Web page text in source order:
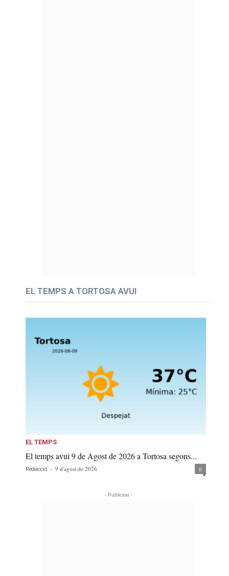
EL TEMPS A TORTOSA AVUI
EL TEMPS
El temps avui 9 de Agost de 2026 a Tortosa segons...
Redacció - 9 d'agost de 2026 0
- Publicitat -